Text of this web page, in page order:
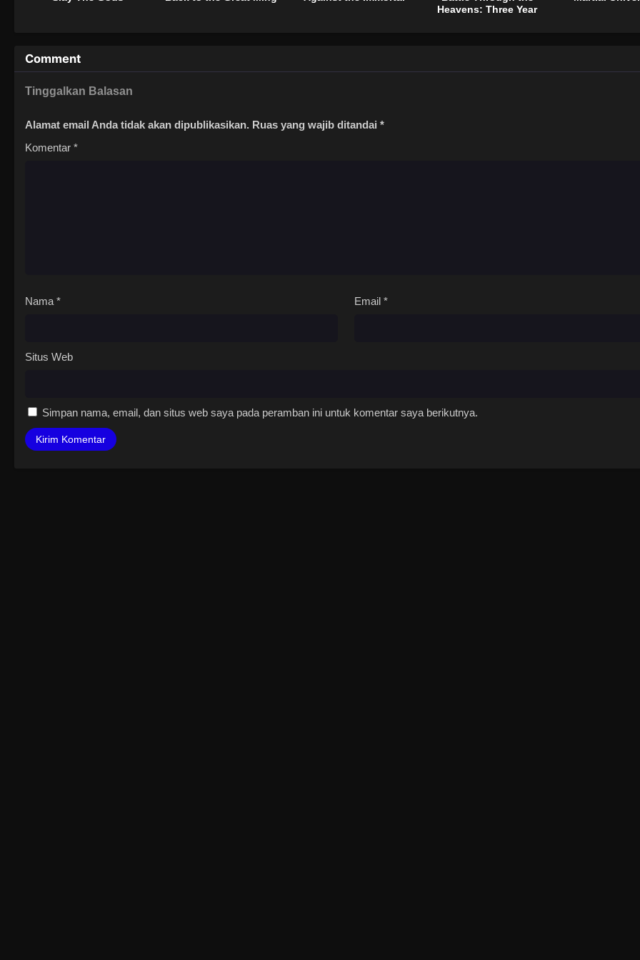
Heavens: Three Year
Comment
Tinggalkan Balasan
Alamat email Anda tidak akan dipublikasikan. Ruas yang wajib ditandai *
Komentar *
Nama* Email *
Situs Web
Simpan nama, email, dan situs web saya pada peramban ini untuk komentar saya berikutnya.